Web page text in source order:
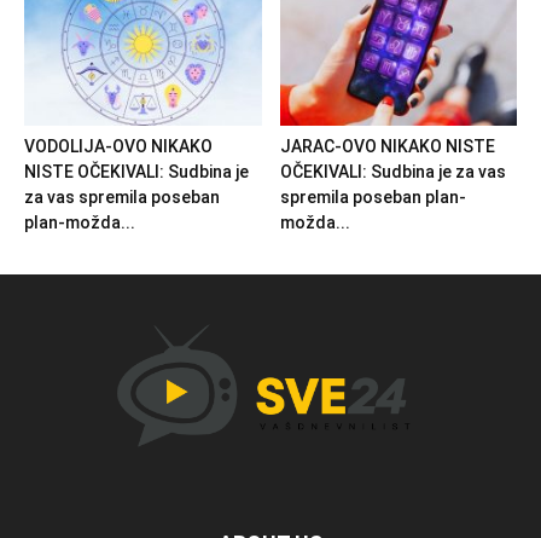
VODOLIJA-OVO NIKAKO
NISTE OČEKIVALI: Sudbina je
za vas spremila poseban
plan-možda...
JARAC-OVO NIKAKO NISTE
OČEKIVALI: Sudbina je za vas
spremila poseban plan-
možda...